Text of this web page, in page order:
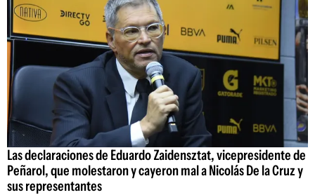
Las declaraciones de Eduardo Zaidensztat, vicepresidente de
Peñarol, que molestaron y cayeron mal a Nicolás De la Cruz y
sus representantes